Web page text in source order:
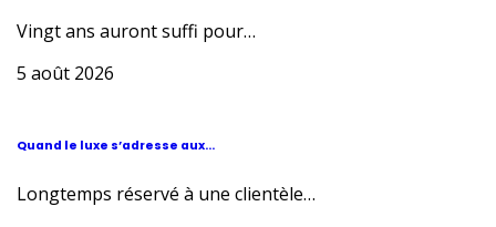
Vingt ans auront suffi pour…
5 août 2026
Quand le luxe s’adresse aux...
Longtemps réservé à une clientèle…